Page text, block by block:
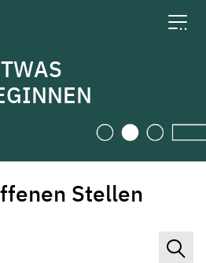
Stellen